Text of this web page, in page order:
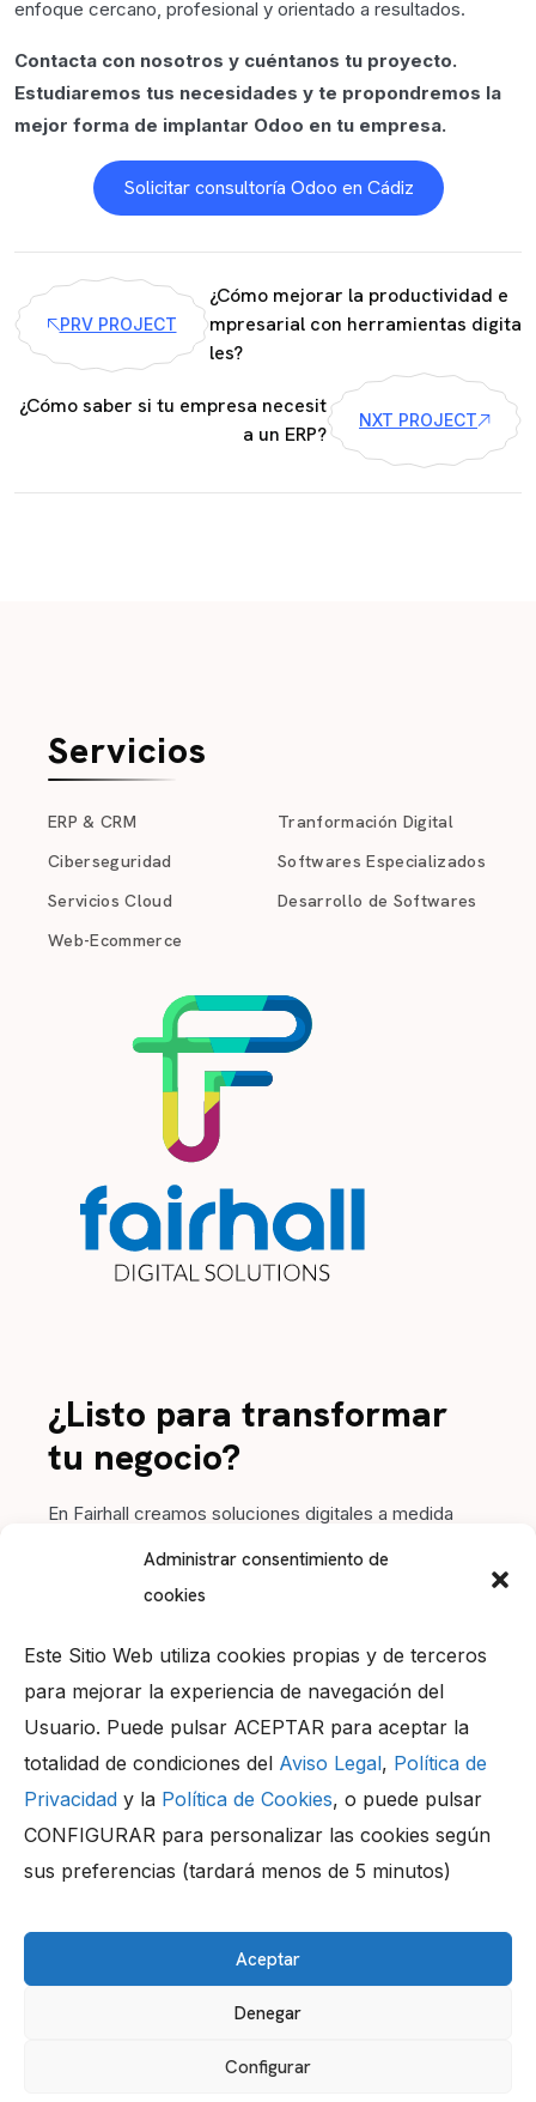
Administrar consentimiento de
cookies
Este Sitio Web utiliza cookies propias y de terceros
para mejorar la experiencia de navegación del
Usuario. Puede pulsar ACEPTAR para aceptar la
totalidad de condiciones del Aviso Legal, Política de
Privacidad y la Política de Cookies, o puede pulsar
CONFIGURAR para personalizar las cookies según
sus preferencias (tardará menos de 5 minutos)
Aceptar
Denegar
Configurar
enfoque cercano, profesional y orientado a resultados.
Contacta con nosotros y cuéntanos tu proyecto.
Estudiaremos tus necesidades y te propondremos la
mejor forma de implantar Odoo en tu empresa.
Solicitar consultoría Odoo en Cádiz
PRV PROJECT
¿Cómo mejorar la productividad e
mpresarial con herramientas digita
les?
¿Cómo saber si tu empresa necesit
a un ERP?
NXT PROJECT
Servicios
ERP & CRM
Ciberseguridad
Servicios Cloud
Web-Ecommerce
Tranformación Digital
Softwares Especializados
Desarrollo de Softwares
¿Listo para transformar
tu negocio?
En Fairhall creamos soluciones digitales a medida
+34 956 05 99 20
Dirección
Parque Tecnológico “TecnoBahía” 29, 11500,
El Puerto de Santa María (Cádiz) – Spain
info@fairhall.es
Aviso LegalPolítica de Privacidad